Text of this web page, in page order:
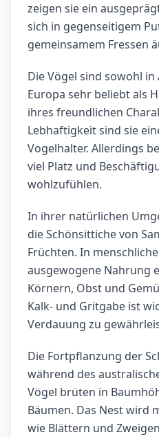
zeigen sie ein
sich in gegenseitigem
gemeinsamem Fressen
Die Vögel sind sowohl
Europa sehr beliebt als
ihres freundlichen
Lebhaftigkeit sind sie
Vogelhalter. Allerdings
viel Platz und
wohlzufühlen.
In ihrer natürlichen
die Schönsittiche von
Früchten. In
ausgewogene Nahrung
Körnern, Obst und
Kalk- und Gritgabe ist
Verdauung zu
Die Fortpflanzung der
während des
Vögel brüten in
Bäumen. Das Nest wird
wie Blättern und